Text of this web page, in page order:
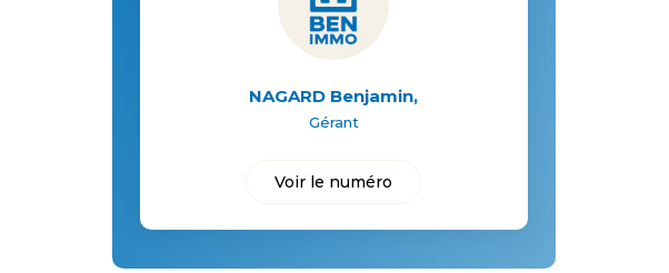
NAGARD Benjamin,
Gérant
Voir le numéro